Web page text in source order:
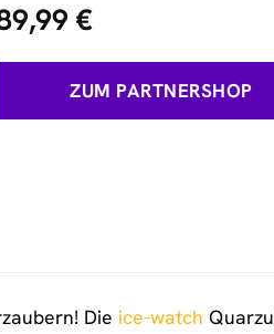
€
ZUM PARTNERSHOP
Die ice-watch